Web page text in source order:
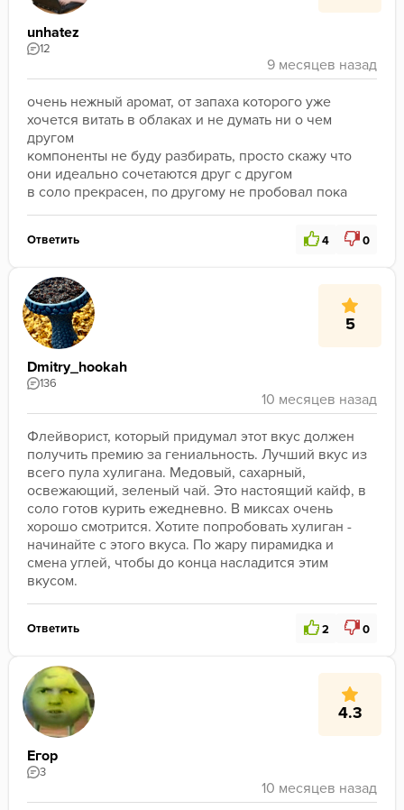
unhatez
12
очень нежный аромат, от запаха которого уже
хочется витать в облаках и не думать ни о чем
другом
компоненты не буду разбирать, просто скажу что
они идеально сочетаются друг с другом
в соло прекрасен, по другому не пробовал пока
Ответить 4 0
5
Dmitry_hookah
136
Флейворист, который придумал этот вкус должен
получить премию за гениальность. Лучший вкус из
всего пула хулигана. Медовый, сахарный,
освежающий, зеленый чай. Это настоящий кайф, в
соло готов курить ежедневно. В миксах очень
хорошо смотрится. Хотите попробовать хулиган -
начинайте с этого вкуса. По жару пирамидка и
смена углей, чтобы до конца насладится этим
вкусом.
Ответить 2 0
4.3
Егор
3